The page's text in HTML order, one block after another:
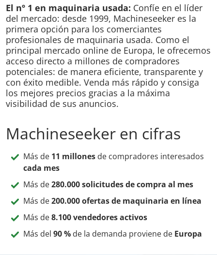
Descuento
EUR 69,00
Anuncio /
mes
18 %
Descuento
EUR 64,50
Anuncio /
mes
24 %
Descuento
EUR 59,66
Anuncio /
mes
37 %
Descuento
EUR 49,80
Anuncio /
mes
El nº 1 en maquinaria usada: Confíe en el líder
del mercado: desde 1999, Machineseeker es la
primera opción para los comerciantes
profesionales de maquinaria usada. Como el
principal mercado online de Europa, le ofrecemos
acceso directo a millones de compradores
potenciales: de manera eficiente, transparente y
con éxito medible. Venda más rápido y consiga
los mejores precios gracias a la máxima
visibilidad de sus anuncios.
Machineseeker en cifras
Más de 11 millones de compradores interesados
cada mes
Más de280.000 solicitudes de compra al mes
Más de200.000 ofertas de maquinaria en línea
Más de8.100 vendedores activos
Más del 90 % de la demanda proviene de Europa